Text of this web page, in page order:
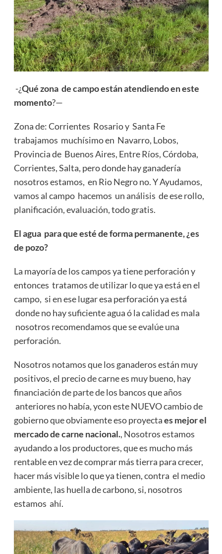
-¿Qué zona de campo están atendiendo en este
momento?—
Zona de: Corrientes Rosario y Santa Fe
trabajamos muchísimo en Navarro, Lobos,
Provincia de Buenos Aires, Entre Ríos, Córdoba,
Corrientes, Salta, pero donde hay ganadería
nosotros estamos, en Rio Negro no. Y Ayudamos,
vamos al campo hacemos un análisis de ese rollo,
planificación, evaluación, todo gratis.
El agua para que esté de forma permanente, ¿es
de pozo?
La mayoría de los campos ya tiene perforación y
entonces tratamos de utilizar lo que ya está en el
campo, si en ese lugar esa perforación ya está
donde no hay suficiente agua ó la calidad es mala
nosotros recomendamos que se evalúe una
perforación.
Nosotros notamos que los ganaderos están muy
positivos, el precio de carne es muy bueno, hay
financiación de parte de los bancos que años
anteriores no había, ycon este NUEVO cambio de
gobierno que obviamente eso proyectaes mejor el
mercado de carne nacional., Nosotros estamos
ayudando a los productores, que es mucho más
rentable en vez de comprar más tierra para crecer,
hacer más visible lo que ya tienen, contra el medio
ambiente, las huella de carbono, si, nosotros
estamos ahí.